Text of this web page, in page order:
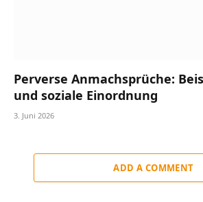
Perverse Anmachsprüche:
und soziale Einordnung
3. Juni 2026
ADD A COMMENT